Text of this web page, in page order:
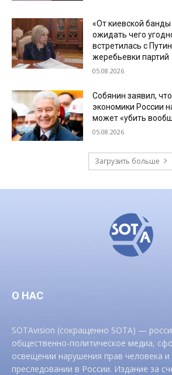
«От киевской
ожидать чего
встретилась с
жеребьевки партий
05.08.2026
Собянин заявил,
экономики России
может «убить
05.08.2026
Загрузить больше
О НАС
SOTAvision (сокращенно SOTA) —
общественно-политическое медиа,
освещении нарушения прав человека
преследовании в России. Издание за